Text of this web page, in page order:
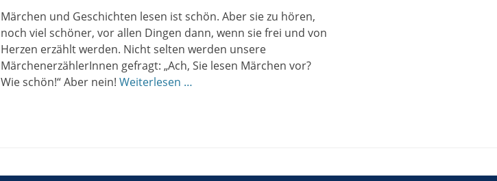
Märchen und Geschichten lesen ist schön. Aber sie zu hören,
noch viel schöner, vor allen Dingen dann, wenn sie frei und von
Herzen erzählt werden. Nicht selten werden unsere
MärchenerzählerInnen gefragt: „Ach, Sie lesen Märchen vor?
Wie schön!“ Aber nein!Weiterlesen …